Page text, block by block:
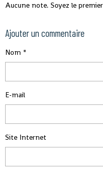
Aucune note. Soyez le
Ajouter un commentaire
Nom
E-mail
Site Internet